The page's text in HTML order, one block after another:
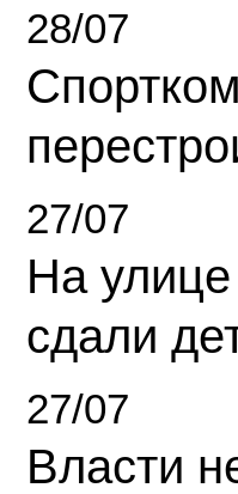
28/07
27/07
На
сдали
27/07
Власти